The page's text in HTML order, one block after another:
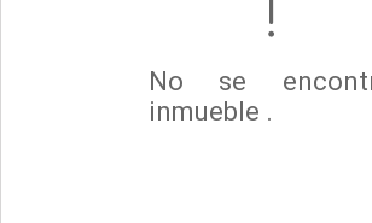
No se
inmueble .